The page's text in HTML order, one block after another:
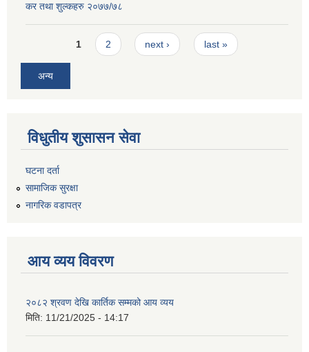
कर तथा शुल्कहरु २०७७/७८
Pages1 2 next › last »
अन्य
विधुतीय शुसासन सेवा
घटना दर्ता
सामाजिक सुरक्षा
नागरिक वडापत्र
आय व्यय विवरण
२०८२ श्रवण देखि कार्तिक सम्मको आय व्यय
मिति: 11/21/2025 - 14:17